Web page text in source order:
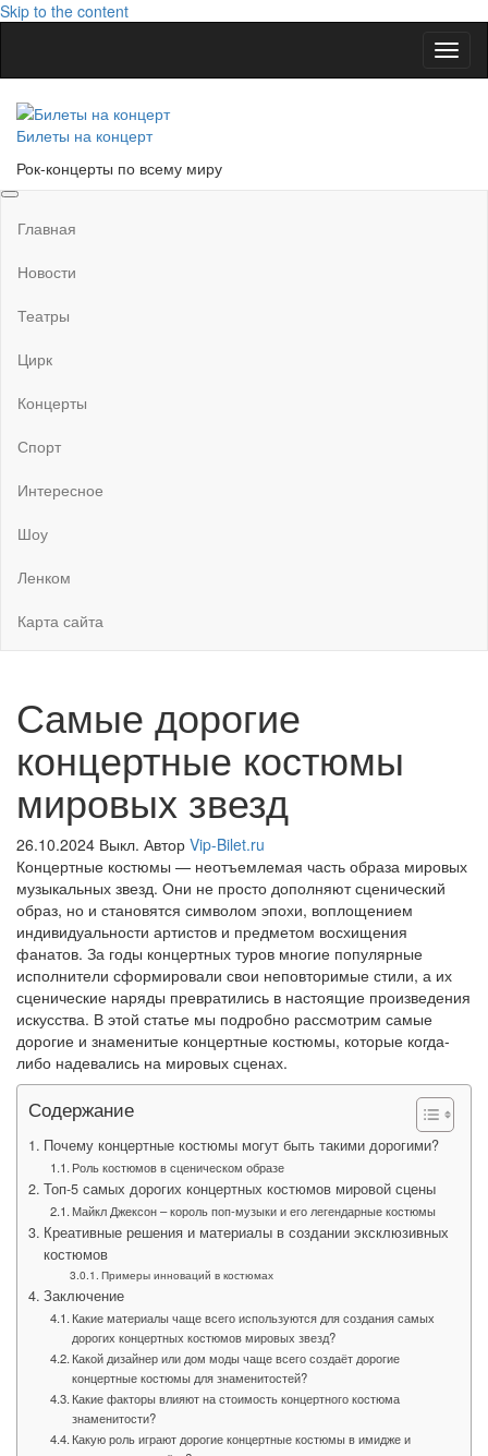
Skip to the content
Билеты на концерт
Рок-концерты по всему миру
Главная
Новости
Театры
Цирк
Концерты
Спорт
Интересное
Шоу
Ленком
Карта сайта
Самые дорогие
концертные костюмы
мировых звезд
26.10.2024 Выкл. Автор Vip-Bilet.ru
Концертные костюмы — неотъемлемая часть образа мировых
музыкальных звезд. Они не просто дополняют сценический
образ, но и становятся символом эпохи, воплощением
индивидуальности артистов и предметом восхищения
фанатов. За годы концертных туров многие популярные
исполнители сформировали свои неповторимые стили, а их
сценические наряды превратились в настоящие произведения
искусства. В этой статье мы подробно рассмотрим самые
дорогие и знаменитые концертные костюмы, которые когда-
либо надевались на мировых сценах.
Содержание
Почему концертные костюмы могут быть такими дорогими?
Роль костюмов в сценическом образе
Топ-5 самых дорогих концертных костюмов мировой сцены
Майкл Джексон – король поп-музыки и его легендарные костюмы
Креативные решения и материалы в создании эксклюзивных
костюмов
Примеры инноваций в костюмах
Заключение
Какие материалы чаще всего используются для создания самых
дорогих концертных костюмов мировых звезд?
Какой дизайнер или дом моды чаще всего создаёт дорогие
концертные костюмы для знаменитостей?
Какие факторы влияют на стоимость концертного костюма
знаменитости?
Какую роль играют дорогие концертные костюмы в имидже и